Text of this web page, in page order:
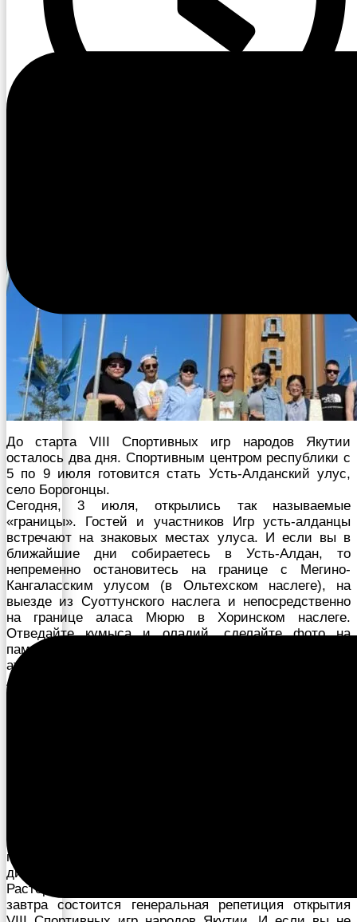
До старта VIII Спортивных игр народов Якутии
осталось два дня. Спортивным центром республики с
5 по 9 июля готовится стать Усть-Алданский улус,
село Борогонцы.
Сегодня, 3 июля, открылись так называемые
«границы». Гостей и участников Игр усть-алданцы
встречают на знаковых местах улуса. И если вы в
ближайшие дни собираетесь в Усть-Алдан, то
непременно остановитесь на границе с Мегино-
Кангаласским улусом (в Ольтехском наслеге), на
выезде из Суоттунского наслега и непосредственно
на границе аласа Мюрю в Хоринском наслеге.
Отведайте кумыса и оладий, сделайте фото на
памятных местах, прочувствуйте гостеприимство,
атмосферу праздника уже на въезде в Усть-
Алданский улус.
Напомним, что режиссерско-постановочная группа
под руководством с заслуженным артистом РФ,
директором Государственного цирка Якутии Сергеем
Расторгуевым работает в Борогонцах с 20 июня. Уже
завтра состоится генеральная репетиция открытия